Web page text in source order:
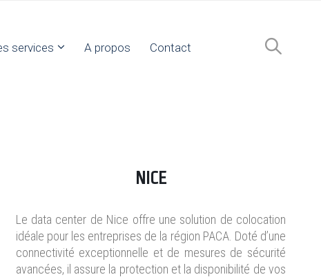
services A propos Contact
NICE
Le data center de Nice offre une solution de colocation
idéale pour les entreprises de la région PACA. Doté d’une
connectivité exceptionnelle et de mesures de sécurité
avancées, il assure la protection et la disponibilité de vos